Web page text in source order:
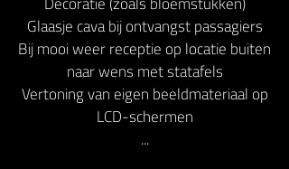
Glaasje cava bij ontvangst passagiers
Bij mooi weer receptie op locatie buiten
naar wens met statafels
Vertoning van eigen beeldmateriaal op
LCD-schermen
...